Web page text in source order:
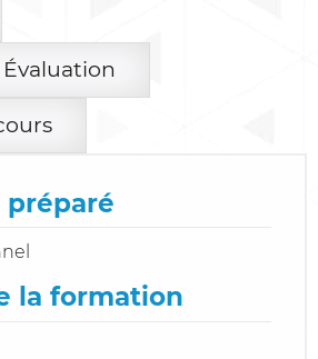
préparé
la formation